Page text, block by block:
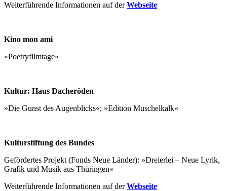
Weiterführende Informationen auf derWebseite
Kino mon ami
»Poetryfilmtage«
Kultur: Haus Dacheröden
»Die Gunst des Augenblicks«; »Edition Muschelkalk«
Kulturstiftung des Bundes
Gefördertes Projekt (Fonds Neue Länder): »Dreierlei – Neue Lyrik,
Grafik und Musik aus Thüringen«
Weiterführende Informationen auf derWebseite